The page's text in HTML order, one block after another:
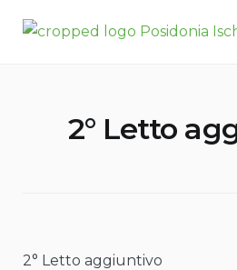
Posidonia Residence –
Porto
2° Letto
2° Letto aggiuntivo